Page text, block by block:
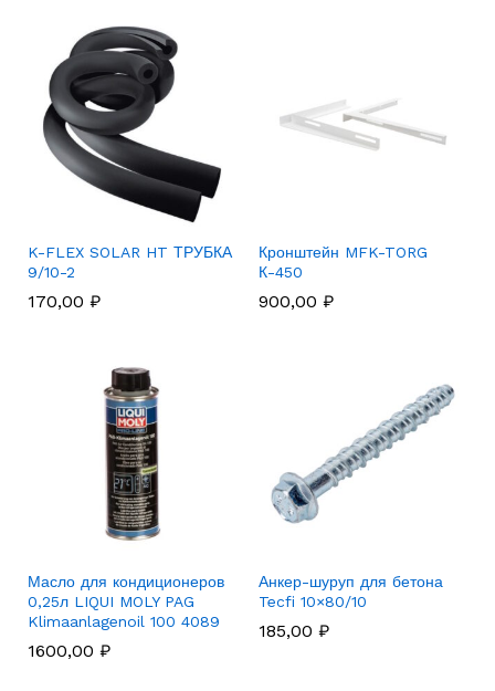
K-FLEX SOLAR HT ТРУБКА
9/10-2
170,00 ₽
Кронштейн MFK-TORG
К-450
900,00 ₽
Масло для кондиционеров
0,25л LIQUI MOLY PAG
Klimaanlagenoil 100 4089
1600,00 ₽
Анкер-шуруп для бетона
Tecfi 10×80/10
185,00 ₽